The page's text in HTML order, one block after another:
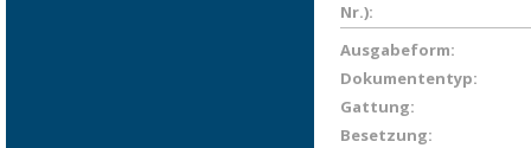
Nr.):
Ausgabeform:
Dokumententyp:
Gattung:
Besetzung: